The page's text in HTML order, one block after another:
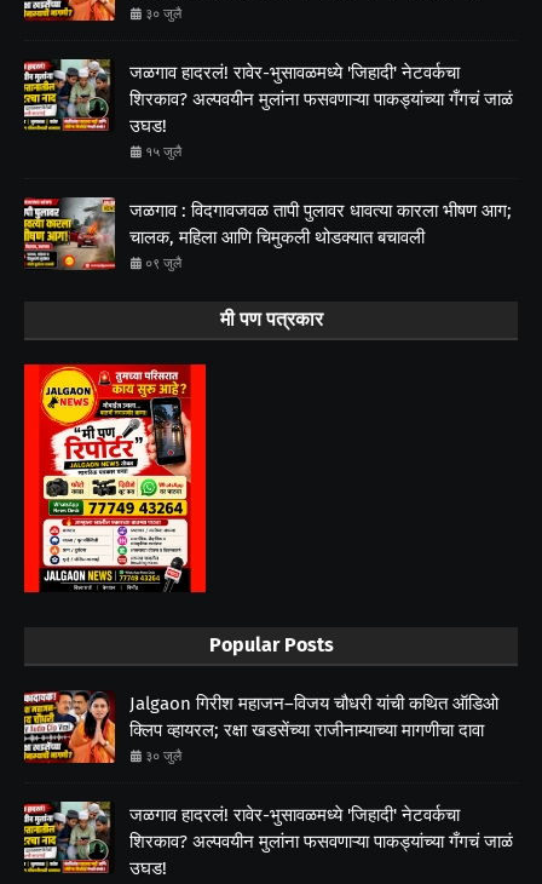
३० जुलै
जळगाव हादरलं! रावेर-भुसावळमध्ये 'जिहादी' नेटवर्कचा
शिरकाव? अल्पवयीन मुलांना फसवणाऱ्या पाकड्यांच्या गँगचं जाळं
उघड!
१५ जुलै
जळगाव : विदगावजवळ तापी पुलावर धावत्या कारला भीषण आग;
चालक, महिला आणि चिमुकली थोडक्यात बचावली
०९ जुलै
मी पण पत्रकार
Popular Posts
Jalgaon गिरीश महाजन–विजय चौधरी यांची कथित ऑडिओ
क्लिप व्हायरल; रक्षा खडसेंच्या राजीनाम्याच्या मागणीचा दावा
३० जुलै
जळगाव हादरलं! रावेर-भुसावळमध्ये 'जिहादी' नेटवर्कचा
शिरकाव? अल्पवयीन मुलांना फसवणाऱ्या पाकड्यांच्या गँगचं जाळं
उघड!